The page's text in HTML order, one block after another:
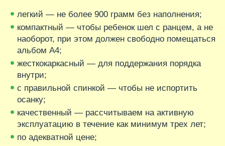
легкий — не более 900 грамм без наполнения;
компактный — чтобы ребенок шел с ранцем, а не
наоборот, при этом должен свободно помещаться
альбом А4;
жесткокаркасный — для поддержания порядка
внутри;
с правильной спинкой — чтобы не испортить
осанку;
качественный — рассчитываем на активную
эксплуатацию в течение как минимум трех лет;
по адекватной цене;